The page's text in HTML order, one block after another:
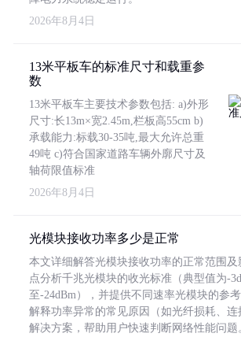
2026年8月4日
13米平板车的标准尺寸和载重参
数
13米平板车主要技术参数包括: a)外形
尺寸:长13m×宽2.45m,栏板高55cm b)
承载能力:标载30-35吨,最大允许总重
49吨 c)符合国家道路车辆外廓尺寸及
轴荷限值标准
2026年8月4日
光模块接收功率多少是正常
本文详细解答光模块接收功率的正常范围
点分析千兆光模块的收光标准（典型值为-
至-24dBm），并提供不同速率光模块的参
解释功率异常的常见原因（如光纤损耗、连
解决方案，帮助用户快速判断网络性能问题